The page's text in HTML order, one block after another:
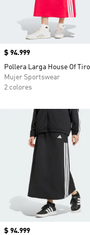
Precio
$ 94.999
Pollera Larga House Of Tiro
Mujer Sportswear
2 colores
Precio
$ 94.999